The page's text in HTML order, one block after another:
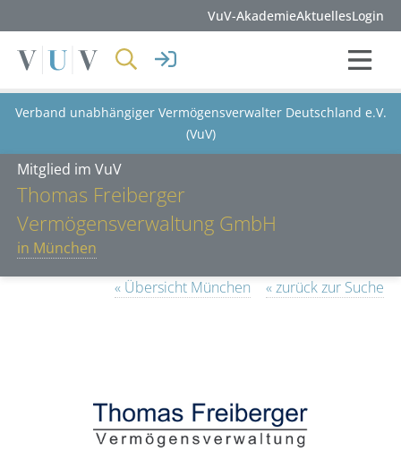
VuV-AkademieAktuellesLogin
Verband unabhängiger Vermögensverwalter Deutschland e.V.
(VuV)
Mitglied im VuV
Thomas Freiberger
Vermögensverwaltung GmbH
in München
« Übersicht München
« zurück zur Suche